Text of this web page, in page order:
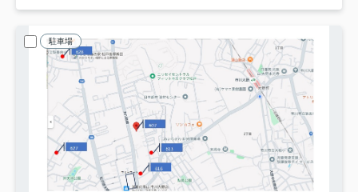
駐車場